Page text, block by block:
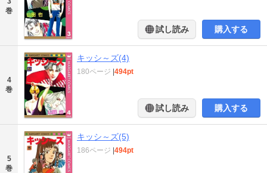
巻
試し読み 購入する
4
巻
キッシ～ズ(4)
180ページ 494pt
試し読み 購入する
5
巻
キッシ～ズ(5)
186ページ 494pt